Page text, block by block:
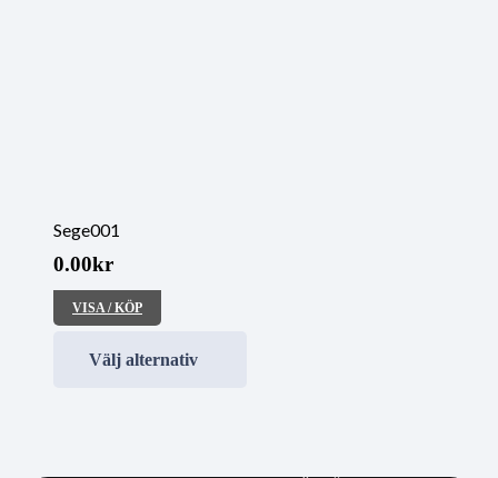
Sege001
0.00kr
VISA / KÖP
Välj alternativ